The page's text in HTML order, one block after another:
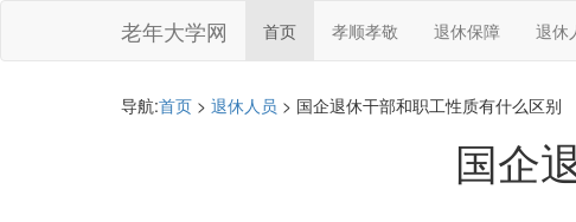
老年大学网 首页 孝顺孝敬 退休保障 退休
导航:首页 > 退休人员 > 国企退休干部和职工性质有什么区别
国企